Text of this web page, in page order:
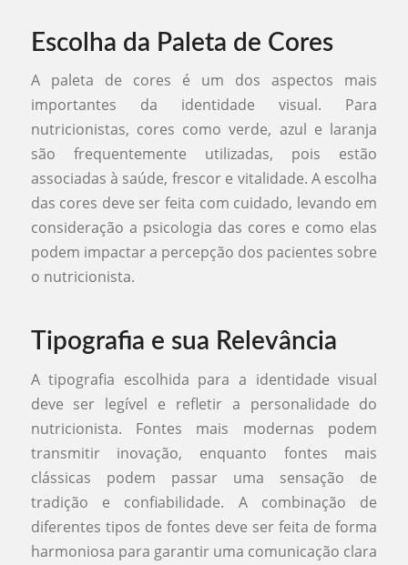
Escolha da Paleta de Cores
A paleta de cores é um dos aspectos mais
importantes da identidade visual. Para
nutricionistas, cores como verde, azul e laranja
são frequentemente utilizadas, pois estão
associadas à saúde, frescor e vitalidade. A escolha
das cores deve ser feita com cuidado, levando em
consideração a psicologia das cores e como elas
podem impactar a percepção dos pacientes sobre
o nutricionista.
Tipografia e sua Relevância
A tipografia escolhida para a identidade visual
deve ser legível e refletir a personalidade do
nutricionista. Fontes mais modernas podem
transmitir inovação, enquanto fontes mais
clássicas podem passar uma sensação de
tradição e confiabilidade. A combinação de
diferentes tipos de fontes deve ser feita de forma
harmoniosa para garantir uma comunicação clara